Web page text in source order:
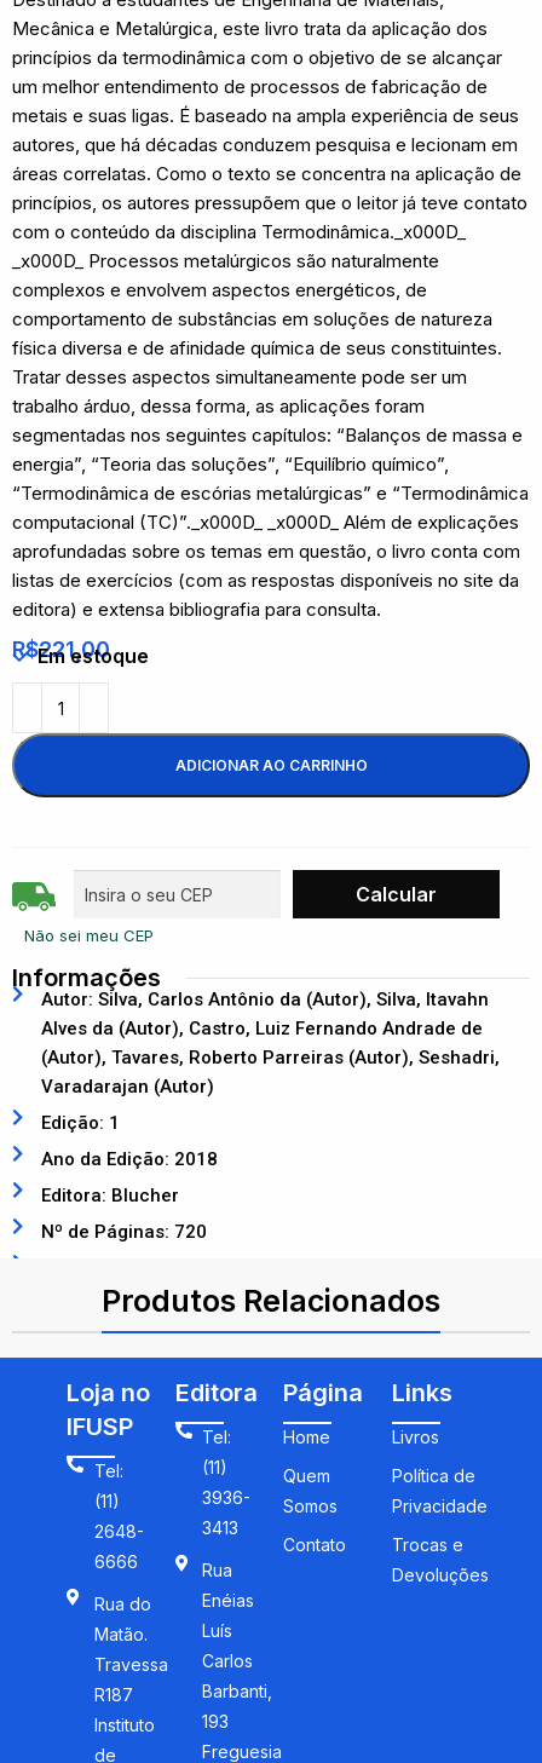
Mecânica e Metalúrgica, este livro trata da aplicação dos
princípios da termodinâmica com o objetivo de se alcançar
um melhor entendimento de processos de fabricação de
metais e suas ligas. É baseado na ampla experiência de seus
autores, que há décadas conduzem pesquisa e lecionam em
áreas correlatas. Como o texto se concentra na aplicação de
princípios, os autores pressupõem que o leitor já teve contato
com o conteúdo da disciplina Termodinâmica._x000D_
_x000D_ Processos metalúrgicos são naturalmente
complexos e envolvem aspectos energéticos, de
comportamento de substâncias em soluções de natureza
física diversa e de afinidade química de seus constituintes.
Tratar desses aspectos simultaneamente pode ser um
trabalho árduo, dessa forma, as aplicações foram
segmentadas nos seguintes capítulos: “Balanços de massa e
energia”, “Teoria das soluções”, “Equilíbrio químico”,
“Termodinâmica de escórias metalúrgicas” e “Termodinâmica
computacional (TC)”._x000D_ _x000D_ Além de explicações
aprofundadas sobre os temas em questão, o livro conta com
listas de exercícios (com as respostas disponíveis no site da
editora) e extensa bibliografia para consulta.
R$221,00
Em estoque
ADICIONAR AO CARRINHO
Não sei meu CEP
Informações
Autor: Silva, Carlos Antônio da (Autor), Silva, Itavahn
Alves da (Autor), Castro, Luiz Fernando Andrade de
(Autor), Tavares, Roberto Parreiras (Autor), Seshadri,
Varadarajan (Autor)
Edição: 1
Ano da Edição: 2018
Editora: Blucher
Nº de Páginas: 720
Produtos Relacionados
Loja no
IFUSP
Tel:
(11)
2648-
6666
Rua do
Matão.
Travessa
R187
Instituto
de
Editora
Tel:
(11)
3936-
3413
Rua
Enéias
Luís
Carlos
Barbanti,
193
Freguesia
Página
Home
Quem
Somos
Contato
Links
Livros
Política de
Privacidade
Trocas e
Devoluções